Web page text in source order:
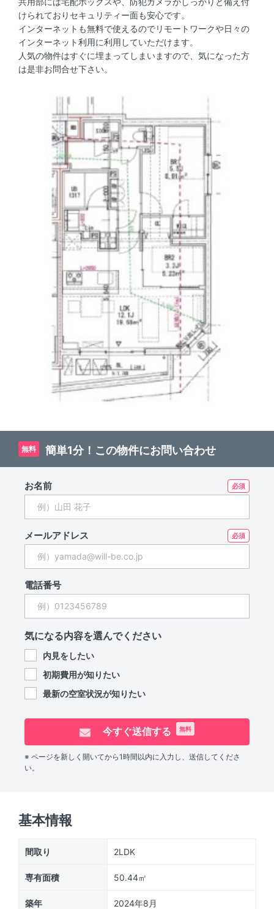
けられておりセキュリティー面も安心です。
インターネットも無料で使えるのでリモートワークや日々の
インターネット利用に利用していただけます。
人気の物件はすぐに埋まってしまいますので、気になった方
は是非お問合せ下さい。
無料 簡単1分！この物件にお問い合わせ
お名前
メールアドレス
電話番号
気になる内容を選んでください
内見をしたい
初期費用が知りたい
最新の空室状況が知りたい
今すぐ送信する 無料
※ ページを新しく開いてから1時間以内に入力し、送信してくださ
い。
基本情報
間取り 2LDK
専有面積 50.44㎡
築年 2024年8月